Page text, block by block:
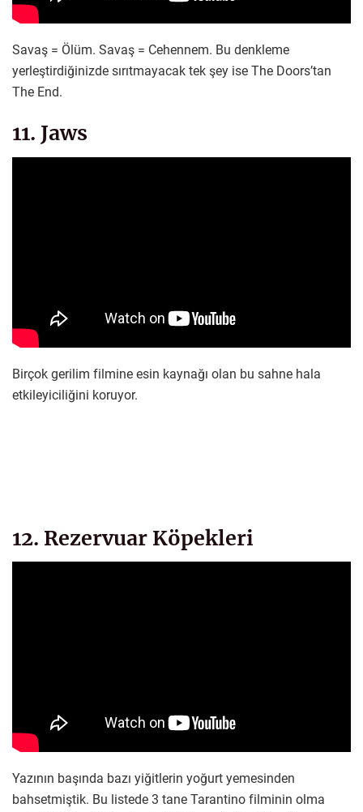
Savaş = Ölüm. Savaş = Cehennem. Bu denkleme
yerleştirdiğinizde sırıtmayacak tek şey ise The Doors’tan
The End.
11. Jaws
Birçok gerilim filmine esin kaynağı olan bu sahne hala
etkileyiciliğini koruyor.
12. Rezervuar Köpekleri
Yazının başında bazı yiğitlerin yoğurt yemesinden
bahsetmiştik. Bu listede 3 tane Tarantino filminin olma